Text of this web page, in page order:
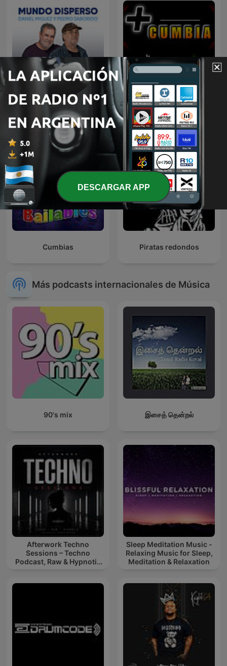
Mundo Disperso Más Cumbia
Cumbias Piratas redondos
Más podcasts internacionales de Música
90's mix இசைத் தென்றல்
Afterwork Techno
Sessions – Techno
Podcast, Raw & Hypnotic
Sleep Meditation Music -
Relaxing Music for Sleep,
Meditation & Relaxation
DESCARGAR APP